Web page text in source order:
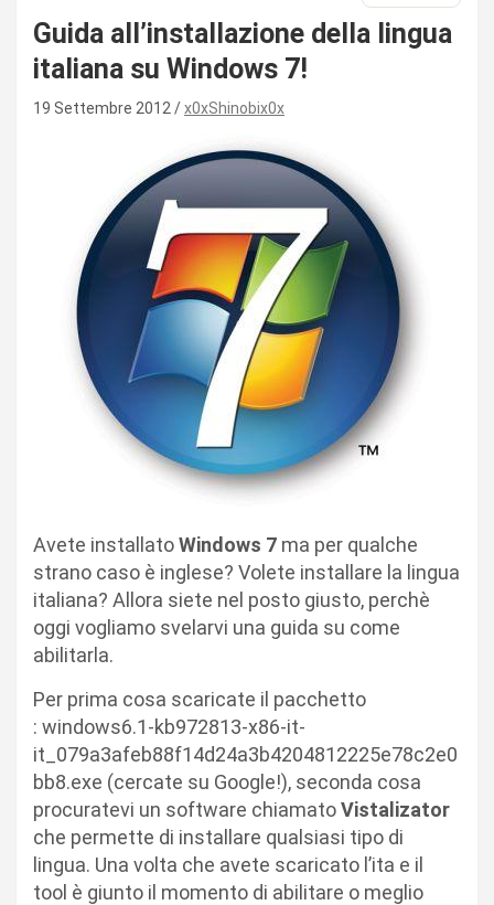
Guida all’installazione della lingua
italiana su Windows 7!
19 Settembre 2012 x0xShinobix0x
Avete installatoWindows 7 ma per qualche
strano caso è inglese? Volete installare la lingua
italiana? Allora siete nel posto giusto, perchè
oggi vogliamo svelarvi una guida su come
abilitarla.
Per prima cosa scaricate il pacchetto
: windows6.1-kb972813-x86-it-
it_079a3afeb88f14d24a3b4204812225e78c2e0
bb8.exe (cercate su Google!), seconda cosa
procuratevi un software chiamatoVistalizator
che permette di installare qualsiasi tipo di
lingua. Una volta che avete scaricato l’ita e il
tool è giunto il momento di abilitare o meglio